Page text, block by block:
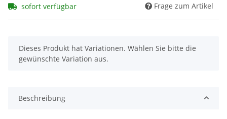
sofort verfügbar Frage zum Artikel
x
Dieses Produkt hat Variationen. Wählen Sie bitte die
gewünschte Variation aus.
Beschreibung